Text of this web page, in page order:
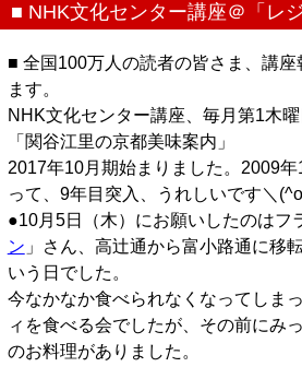
■ NHK文化センター講座＠「レジ
■ 全国100万人の読者の皆さま、講
ます。
NHK文化センター講座、毎月第1木曜
「関谷江里の京都美味案内」
2017年10月期始まりました。2009
って、9年目突入、うれしいです＼
●10月5日（木）にお願いしたのはフ
ン 」さん、高辻通から富小路通に移
いう日でした。
今なかなか食べられなくなってしま
ィを食べる会でしたが、その前にみ
のお料理がありました。